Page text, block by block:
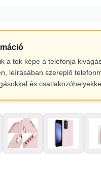
a tok képe a telefonja
leírásában szereplő
és